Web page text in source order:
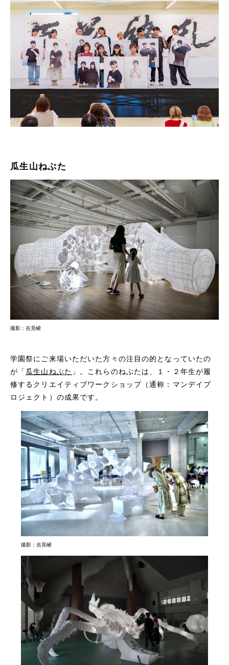
瓜生山ねぶた
撮影：吉見崚
学園祭にご来場いただいた方々の注目の的となっていたの
が「 瓜生山ねぶた 」。これらのねぶたは、１・２年生が履
修するクリエイティブワークショップ（通称：マンデイプ
ロジェクト）の成果です。
撮影：吉見崚